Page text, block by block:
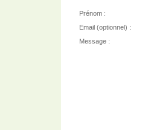
Prénom :
Email (optionnel) :
Message :